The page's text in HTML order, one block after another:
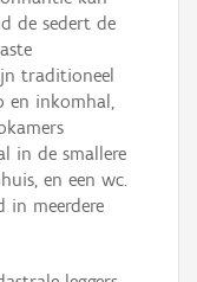
de sedert de
traditioneel
en inkomhal,
in de smallere
en een wc.
in meerdere